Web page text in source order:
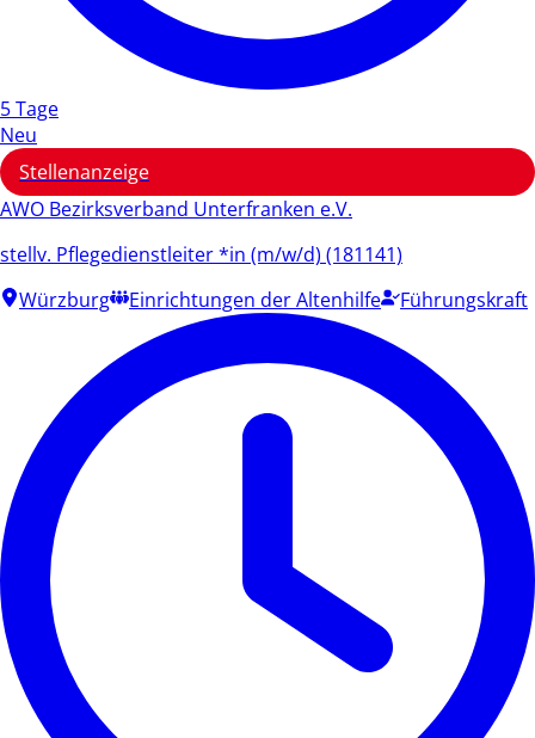
5 Tage
Neu
Stellenanzeige
AWO Bezirksverband Unterfranken e.V.
stellv. Pflegedienstleiter *in (m/w/d) (181141)
Würzburg
Einrichtungen der Altenhilfe Führungskraft